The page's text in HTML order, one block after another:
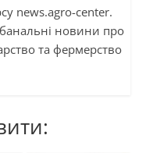
news.agro-center.
новини про
та фермерство